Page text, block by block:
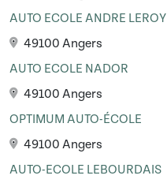
AUTO ECOLE ANDRE LEROY
49100 Angers
AUTO ECOLE NADOR
49100 Angers
OPTIMUM AUTO-ÉCOLE
49100 Angers
AUTO-ECOLE LEBOURDAIS